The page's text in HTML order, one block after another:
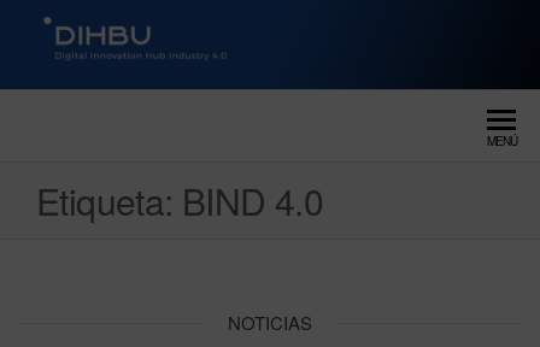
DIGITAL INNOVATION HUB
MENÚ
Etiqueta: BIND 4.0
NOTICIAS